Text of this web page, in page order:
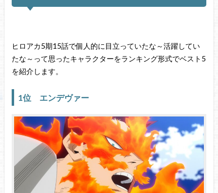
ヒロアカ5期15話で個人的に目立っていたな～活躍してい
たな～って思ったキャラクターをランキング形式でベスト5
を紹介します。
1位 エンデヴァー